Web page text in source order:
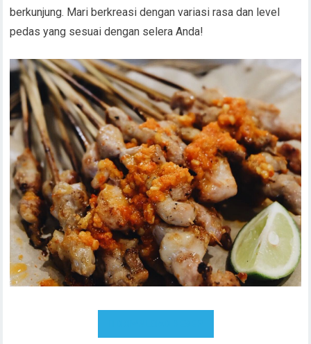
berkunjung. Mari berkreasi dengan variasi rasa dan level
pedas yang sesuai dengan selera Anda!